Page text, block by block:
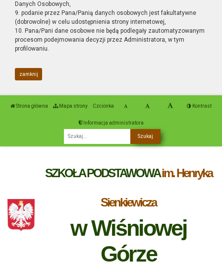
Danych Osobowych,
9. podanie przez Pana/Panią danych osobowych jest fakultatywne
(dobrowolne) w celu udostępnienia strony internetowej,
10. Pana/Pani dane osobowe nie będą podlegały zautomatyzowanym
procesom podejmowania decyzji przez Administratora, w tym
profilowaniu.
zamknij
Strona główna Mapa strony Czcionka Kontrast
Informacja administratora
SZKOŁA PODSTAWOWAim. Henryka
Sienkiewicza
w Wiśniowej
Górze